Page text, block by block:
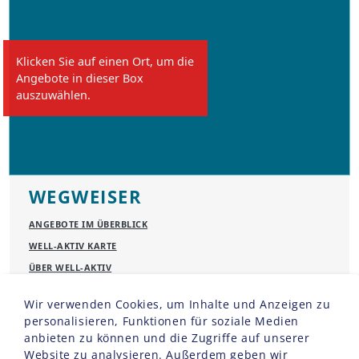
WEGWEISER
ANGEBOTE IM ÜBERBLICK
WELL-AKTIV KARTE
ÜBER WELL-AKTIV
DAS SOLLTEN SIE WISSEN
KASSENZUSCHUSS
REISERÜCKTRITTVERSICHERUNG
Klicken Sie auf einen Ort, um die
Angebote in dieser Box
auszuwählen.
Wir verwenden Cookies, um Inhalte und Anzeigen zu
personalisieren, Funktionen für soziale Medien
anbieten zu können und die Zugriffe auf unserer
Website zu analysieren. Außerdem geben wir